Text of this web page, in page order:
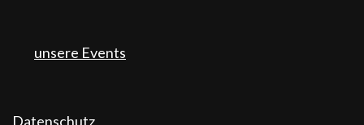
unsere Events
Datenschutz